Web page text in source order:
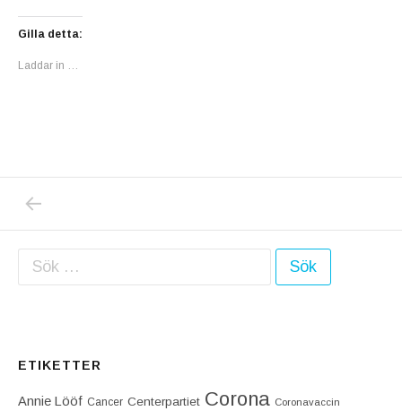
Gilla detta:
Laddar in …
Inläggsnavigering
Sök efter:
ETIKETTER
Annie Lööf Cancer Centerpartiet‎ Corona Coronavaccin